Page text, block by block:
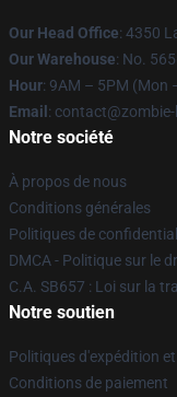
Our Head Office: 4350
Our Warehouse: No.
Hour: 9AM – 5PM (Mon
Email :
Notre société
À propos de nous
Conditions générales
Politiques de
DMCA - Politique sur le
C.A. SB657 : Loi sur la
Notre soutien
Politiques d'expédition
Conditions de paiement